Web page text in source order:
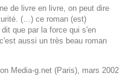
de livre en livre, on peut dire
(…) ce roman (est)
que par la force qui s'en
aussi un très beau roman
on Media-g.net (Paris), mars 2002